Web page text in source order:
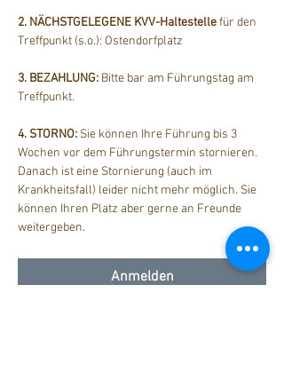
2. NÄCHSTGELEGENE KVV-Haltestelle für den
Treffpunkt (s.o.): Ostendorfplatz
3. BEZAHLUNG: Bitte bar am Führungstag am
Treffpunkt.
4. STORNO: Sie können Ihre Führung bis 3
Wochen vor dem Führungstermin stornieren.
Danach ist eine Stornierung (auch im
Krankheitsfall) leider nicht mehr möglich. Sie
können Ihren Platz aber gerne an Freunde
weitergeben.
Anmelden